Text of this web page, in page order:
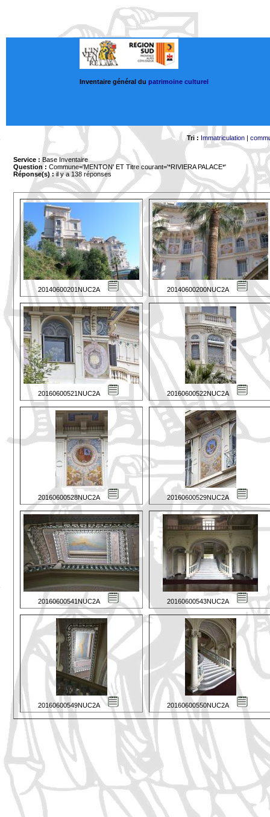
Inventaire général du patrimoine culturel
Tri : Immatriculation|
Service : Base Inventaire
Question : Commune='MENTON' ET Titre courant='*RIVIERA PALACE*'
Réponse(s) :il y a 138 réponses
20140600201NUC2A 20140600200NUC2A
20160600521NUC2A 20160600522NUC2A
20160600528NUC2A 20160600529NUC2A
20160600541NUC2A 20160600543NUC2A
20160600549NUC2A 20160600550NUC2A